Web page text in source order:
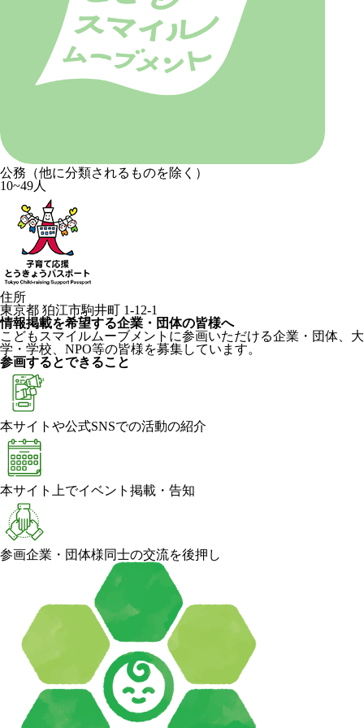
公務（他に分類されるものを除く）
10~49人
住所
東京都 狛江市駒井町 1-12-1
情報掲載を希望する企業・団体の皆様へ
こどもスマイルムーブメントに参画いただける企業・団体、大
学・学校、NPO等の皆様を募集しています。
参画するとできること
本サイトや公式SNSでの活動の紹介
本サイト上でイベント掲載・告知
参画企業・団体様同士の交流を後押し